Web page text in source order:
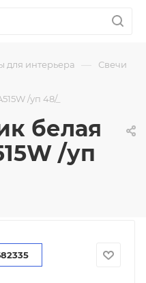
для интерьера — Свечи
/уп 48/_
белая
/уп